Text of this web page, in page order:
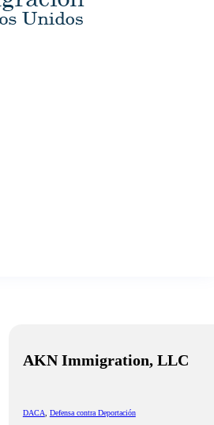
AKN Immigration, LLC
DACA, Defensa contra Deportación